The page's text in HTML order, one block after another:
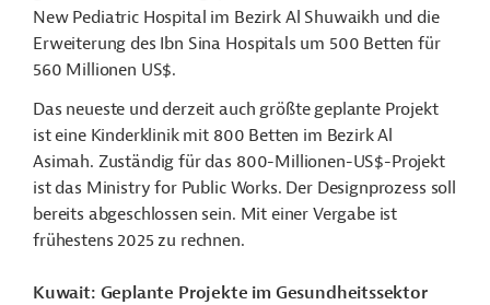
New Pediatric Hospital im Bezirk Al Shuwaikh und die
Erweiterung des Ibn Sina Hospitals um 500 Betten für
560 Millionen US$.
Das neueste und derzeit auch größte geplante Projekt
ist eine Kinderklinik mit 800 Betten im Bezirk Al
Asimah. Zuständig für das 800-Millionen-US$-Projekt
ist das Ministry for Public Works. Der Designprozess soll
bereits abgeschlossen sein. Mit einer Vergabe ist
frühestens 2025 zu rechnen.
Kuwait: Geplante Projekte im Gesundheitssektor